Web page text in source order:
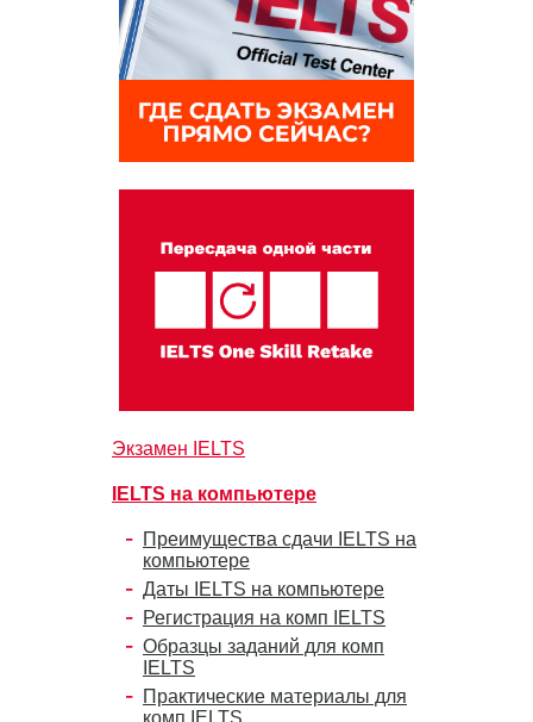
Экзамен IELTS
IELTS на компьютере
Преимущества сдачи IELTS на
компьютере
Даты IELTS на компьютере
Регистрация на комп IELTS
Образцы заданий для комп
IELTS
Практические материалы для
комп IELTS